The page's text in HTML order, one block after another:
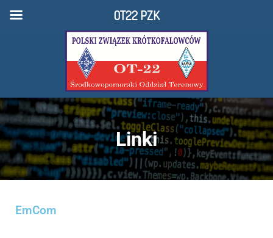
Linki
EmCom
OT22 PZK